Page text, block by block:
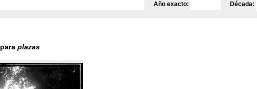
Año exacto: Década:
para plazas